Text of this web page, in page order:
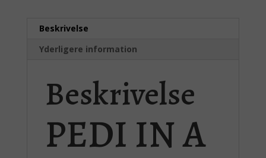
Beskrivelse
Yderligere information
Beskrivelse
PEDI IN A